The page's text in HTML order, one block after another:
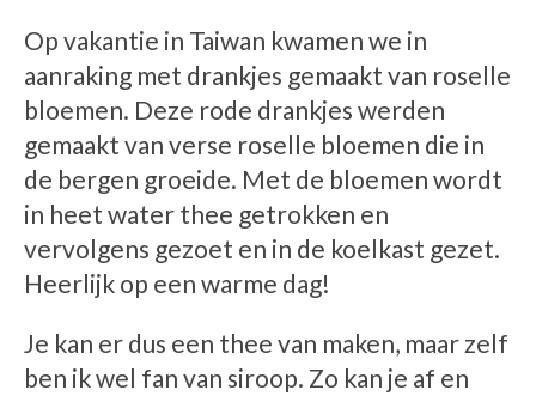
Op vakantie in Taiwan kwamen we in
aanraking met drankjes gemaakt van roselle
bloemen. Deze rode drankjes werden
gemaakt van verse roselle bloemen die in
de bergen groeide. Met de bloemen wordt
in heet water thee getrokken en
vervolgens gezoet en in de koelkast gezet.
Heerlijk op een warme dag!
Je kan er dus een thee van maken, maar zelf
ben ik wel fan van siroop. Zo kan je af en